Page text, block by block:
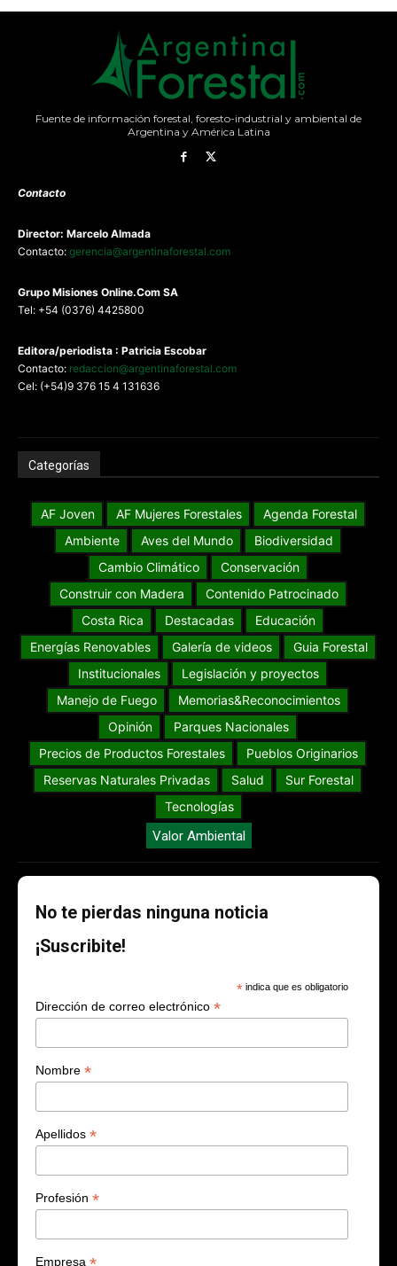
Fuente de información forestal, foresto-industrial y ambiental de
Argentina y América Latina
Contacto
Director: Marcelo Almada
Contacto: gerencia@argentinaforestal.com
Grupo Misiones Online.Com SA
Tel: +54 (0376) 4425800
Editora/periodista : Patricia Escobar
Contacto: redaccion@argentinaforestal.com
Cel: (+54)9 376 15 4 131636
Categorías
AF Joven AF Mujeres Forestales
Agenda Forestal
Ambiente
Aves del Mundo
Biodiversidad
Cambio Climático
Conservación
Construir con Madera
Contenido Patrocinado
Costa Rica
Destacadas
Educación
Energías Renovables
Galería de videos
Guia Forestal
Institucionales
Legislación y proyectos
Manejo de Fuego
Memorias&Reconocimientos
Opinión
Parques Nacionales
Precios de Productos Forestales
Pueblos Originarios
Reservas Naturales Privadas
Salud
Sur Forestal
Tecnologías
Valor Ambiental
No te pierdas ninguna noticia
¡Suscribite!
* indica que es obligatorio
Dirección de correo electrónico *
Nombre *
Apellidos *
Profesión *
Empresa